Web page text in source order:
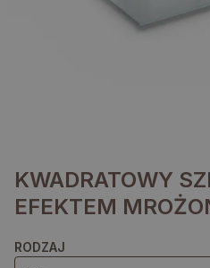
KWADRATOWY
EFEKTEM
RODZAJ